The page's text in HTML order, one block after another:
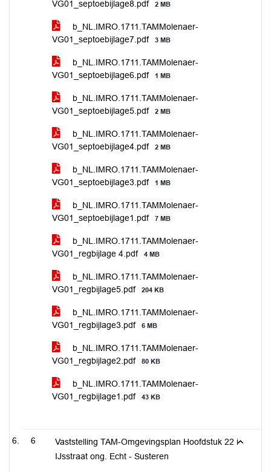
VG01_septoebijlage8.pdf
2 MB
b_NL.IMRO.1711.TAMMolenaer-
VG01_septoebijlage7.pdf
3 MB
b_NL.IMRO.1711.TAMMolenaer-
VG01_septoebijlage6.pdf
1 MB
b_NL.IMRO.1711.TAMMolenaer-
VG01_septoebijlage5.pdf
2 MB
b_NL.IMRO.1711.TAMMolenaer-
VG01_septoebijlage4.pdf
2 MB
b_NL.IMRO.1711.TAMMolenaer-
VG01_septoebijlage3.pdf
1 MB
b_NL.IMRO.1711.TAMMolenaer-
VG01_septoebijlage1.pdf
7 MB
b_NL.IMRO.1711.TAMMolenaer-
VG01_regbijlage 4.pdf
4 MB
b_NL.IMRO.1711.TAMMolenaer-
VG01_regbijlage5.pdf
204 KB
b_NL.IMRO.1711.TAMMolenaer-
VG01_regbijlage3.pdf
6 MB
b_NL.IMRO.1711.TAMMolenaer-
VG01_regbijlage2.pdf
80 KB
b_NL.IMRO.1711.TAMMolenaer-
VG01_regbijlage1.pdf
43 KB
6
Vaststelling TAM-Omgevingsplan Hoofdstuk 22 i
IJsstraat ong. Echt - Susteren